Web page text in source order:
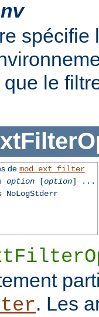
spécifie
le
de mod_ext_filter
option[option] ...
. Les